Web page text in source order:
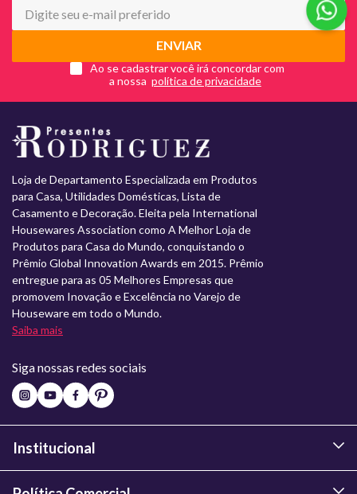
ENVIAR
Ao se cadastrar você irá concordar com
a nossa
Loja de Departamento Especializada em Produtos
para Casa, Utilidades Domésticas, Lista de
Casamento e Decoração. Eleita pela International
Housewares Association como A Melhor Loja de
Produtos para Casa do Mundo, conquistando o
Prêmio Global Innovation Awards em 2015. Prêmio
entregue para as 05 Melhores Empresas que
promovem Inovação e Excelência no Varejo de
Houseware em todo o Mundo.
Saiba mais
Siga nossas redes sociais
Institucional